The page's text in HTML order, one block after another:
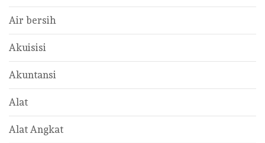
Air bersih
Akuisisi
Akuntansi
Alat
Alat Angkat